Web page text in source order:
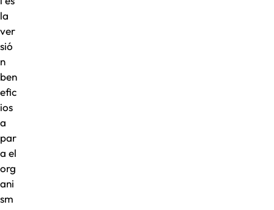
la
ver
sió
n
ben
efic
ios
a
par
a el
org
ani
sm